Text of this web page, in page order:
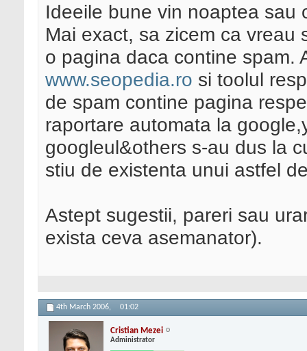
Ideeile bune vin noaptea sau
Mai exact, sa zicem ca vreau
o pagina daca contine spam.
www.seopedia.ro si toolul
de spam contine pagina
raportare automata la
googleul&others s-au dus la
stiu de existenta unui astfel
Astept sugestii, pareri sau
exista ceva asemanator).
4th March 2006, 01:02
Cristian Mezei
Administrator